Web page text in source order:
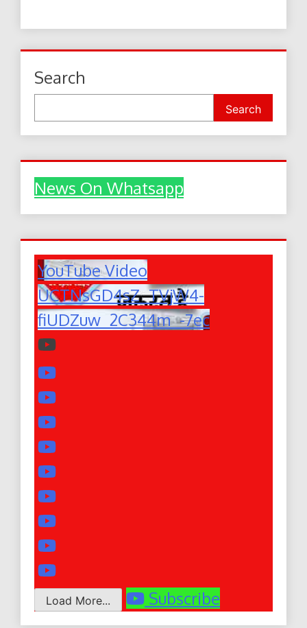
Search
Search
News On Whatsapp
YouTube Video
UCTNsGD4sZ_TVjW4-
fiUDZuw_2C344m_-7ec
Load More... Subscribe